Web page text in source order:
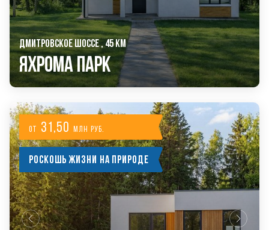
ДМИТРОВСКОЕ ШОССЕ , 45 КМ
Яхрома Парк
от 31,50 млн руб.
Роскошь жизни на природе